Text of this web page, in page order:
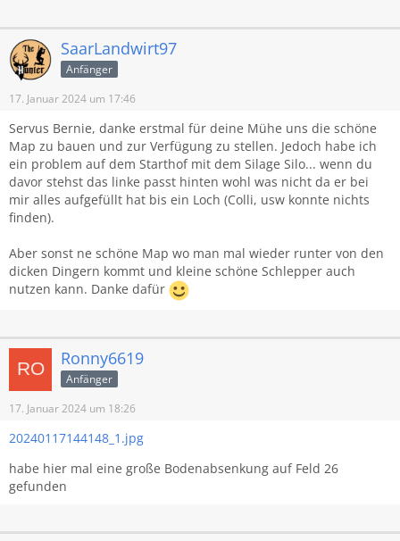
- eine Bäckerei
- eine Käserei
- Milchverkauf und Molkerei
- Viehändler
- Tischler / Schreiner
- Supermarkt
- Tankstelle
- Feuerwehrhaus
Am Hafen :
- Landhandel
- Gärtnerei
- Spinnerei
1. Haupthof Mit Kuh-, Hühner- und Schweinestall
2. Niederbayernpack. Mit Kuh-und Hühnerstall
3. Hof 3 im Dorf mit Kuhstall
Im Wald ist ein Sägewerk
Teilweise helferfreundlich, teilweise helferunfreundlich.
SaarLandwirt97
Anfänger
17. Januar 2024 um 17:46
Servus Bernie, danke erstmal für deine Mühe uns die schöne
Map zu bauen und zur Verfügung zu stellen. Jedoch habe ich
ein problem auf dem Starthof mit dem Silage Silo... wenn du
davor stehst das linke passt hinten wohl was nicht da er bei
mir alles aufgefüllt hat bis ein Loch (Colli, usw konnte nichts
finden).
Aber sonst ne schöne Map wo man mal wieder runter von den
dicken Dingern kommt und kleine schöne Schlepper auch
nutzen kann. Danke dafür
Ronny6619
Anfänger
17. Januar 2024 um 18:26
20240117144148_1.jpg
habe hier mal eine große Bodenabsenkung auf Feld 26
gefunden